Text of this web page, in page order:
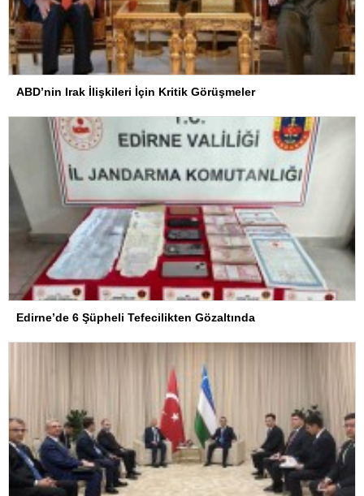
ABD’nin Irak İlişkileri İçin Kritik Görüşmeler
Edirne’de 6 Şüpheli Tefecilikten Gözaltında